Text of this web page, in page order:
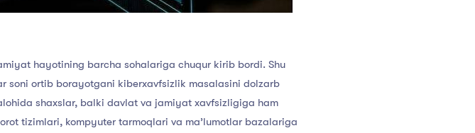
hayotining barcha sohalariga chuqur kirib bordi. Shu
soni ortib borayotgani kiberxavfsizlik masalasini dolzarb
shaxslar, balki davlat va jamiyat xavfsizligiga ham
tizimlari, kompyuter tarmoqlari va ma’lumotlar bazalariga